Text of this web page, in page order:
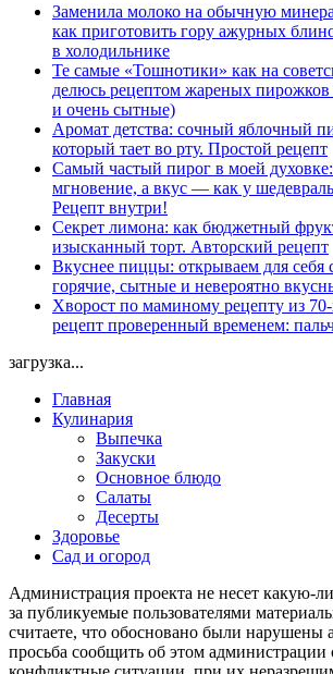
Заменила молоко на обычную
как приготовить гору ажурных
в холодильнике
Те самые «Тошнотики» как на
делюсь рецептом жареных
и очень сытные)
Аромат детства: сочный яблочный
который тает во рту. Простой рецепт
Самый частый пирог в моей духовке:
мгновение, а вкус — как у
Рецепт внутри!
Секрет лимона: как бюджетный
изысканный торт. Авторский рецепт
Вкуснее пиццы: открываем для
горячие, сытные и невероятно
Хворост по маминому рецепту из
рецепт проверенный временем:
загрузка...
Главная
Кулинария
Выпечка
Закуски
Основное блюдо
Салаты
Десерты
Здоровье
Сад и огород
Администрация проекта не несет какую-
за публикуемые пользователями
считаете, что обосновано были нарушены
просьба сообщить об этом